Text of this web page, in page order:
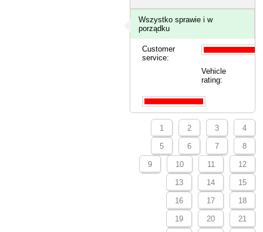
Wszystko sprawie i w
porządku
Customer
service:
Vehicle
rating:
1 2 3 4
5 6 7 8
9 10 11 12
13 14 15
16 17 18
19 20 21